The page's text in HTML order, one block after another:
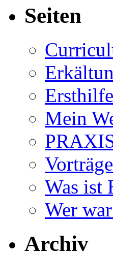
Seiten
Mein
Vorträge
Was ist
Wer
Archiv